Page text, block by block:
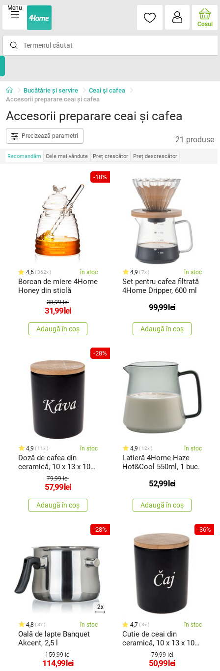
Menu
Coşul
Bucătărie și servire
Ceai şi cafea
Accesorii preparare ceai şi cafea
Accesorii preparare ceai şi cafea
Precizează parametri 21 produse
Recomandăm Cele mai vândute Preț crescător Preț descrescător
-18%
4,6 362x în stoc
Borcan de miere 4Home
Honey din sticlă
38,99 lei
31,99 lei
Adaugă în coș
4,9 7x în stoc
Set pentru cafea filtrată
4Home Dripper, 600 ml
99,99 lei
Adaugă în coș
-28%
4,9 11x în stoc
Doză de cafea din
ceramică, 10 x 13 x 10
79,99 lei
57,99 lei
Adaugă în coș
4,9 12x în stoc
Latieră 4Home Haze
Hot&Cool 550ml, 1 buc.
52,99 lei
Adaugă în coș
-28%
2x
4,8 8x în stoc
Oală de lapte Banquet
Akcent, 2,5 l
159,99 lei
114,99 lei
-36%
4,7 3x în stoc
Cutie de ceai din
ceramică, 10 x 13 x 10
79,99 lei
50,99 lei